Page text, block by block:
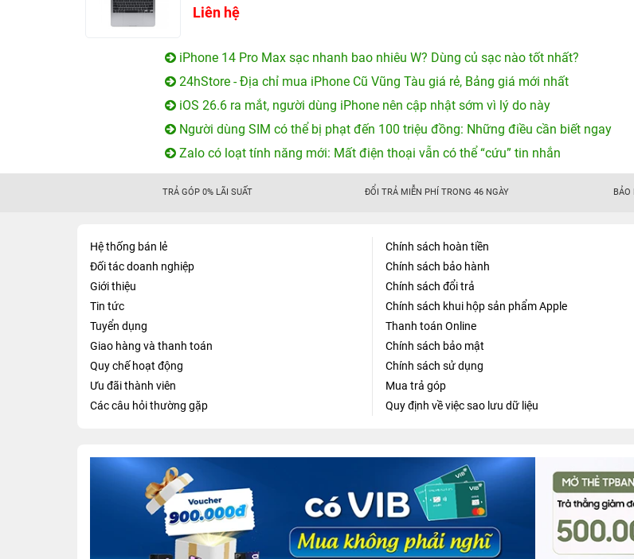
Liên hệ
iPhone 14 Pro Max sạc nhanh bao nhiêu W? Dùng củ sạc nào tốt nhất?
24hStore - Địa chỉ mua iPhone Cũ Vũng Tàu giá rẻ, Bảng giá mới nhất
iOS 26.6 ra mắt, người dùng iPhone nên cập nhật sớm vì lý do này
Người dùng SIM có thể bị phạt đến 100 triệu đồng: Những điều cần biết ngay
Zalo có loạt tính năng mới: Mất điện thoại vẫn có thể “cứu” tin nhắn
TRẢ GÓP 0% LÃI SUẤT ĐỔI TRẢ MIỄN PHÍ TRONG 46 NGÀY BẢO
Hệ thống bán lẻ
Đối tác doanh nghiệp
Giới thiệu
Tin tức
Tuyển dụng
Giao hàng và thanh toán
Quy chế hoạt động
Ưu đãi thành viên
Các câu hỏi thường gặp
Chính sách hoàn tiền
Chính sách bảo hành
Chính sách đổi trả
Chính sách khui hộp sản phẩm Apple
Thanh toán Online
Chính sách bảo mật
Chính sách sử dụng
Mua trả góp
Quy định về việc sao lưu dữ liệu